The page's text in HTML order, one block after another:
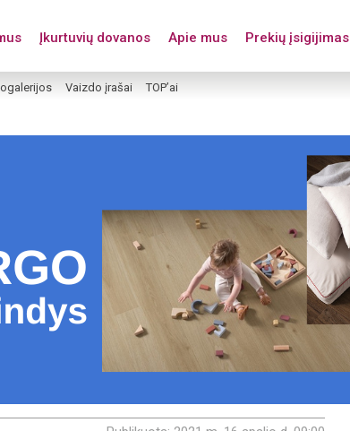
Įkurtuvių dovanos Apie mus Prekių įsigijimas
Vaizdo įrašai TOP’ai